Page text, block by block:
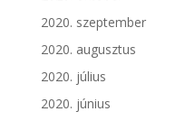
2020. szeptember
2020. augusztus
2020. július
2020. június